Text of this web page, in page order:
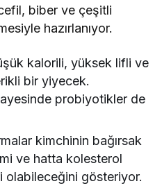
biber ve çeşitli
hazırlanıyor.
kalorili, yüksek lifli ve
bir yiyecek.
probiyotikler de
kimchinin bağırsak
ve hatta kolesterol
olabileceğini gösteriyor.